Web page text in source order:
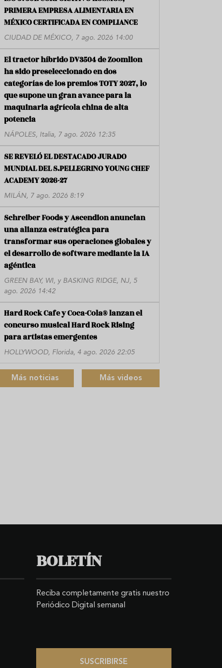
PRIMERA EMPRESA ALIMENTARIA EN
MÉXICO CERTIFICADA EN COMPLIANCE
CIUDAD DE MÉXICO, 7 ago. 2026 14:00
El tractor híbrido DV3504 de Zoomlion
ha sido preseleccionado en dos
categorías de los premios TOTY 2027, lo
que supone un gran avance para la
maquinaria agrícola china de alta
potencia
NÁPOLES, Italia, 7 ago. 2026 12:35
SE REVELÓ EL DESTACADO JURADO
MUNDIAL DEL S.PELLEGRINO YOUNG CHEF
ACADEMY 2026-27
MILÁN, 7 ago. 2026 8:19
Schreiber Foods y Ascendion anuncian
una alianza estratégica para
transformar sus operaciones globales y
el desarrollo de software mediante la IA
agéntica
GREEN BAY, WI, y BASKING RIDGE, NJ, 5
ago. 2026 14:42
Hard Rock Cafe y Coca-Cola® lanzan el
concurso musical Hard Rock Rising
para artistas emergentes
HOLLYWOOD, Florida, 4 ago. 2026 22:05
Más noticias Más videos
BOLETÍN
Reciba completamente gratis nuestro
Periódico Digital semanal
SUSCRIBIRSE